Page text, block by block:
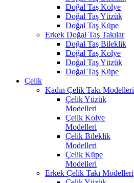
Doğal Taş Kolye
Doğal Taş Yüzük
Doğal Taş Küpe
Erkek Doğal Taş Takılar
Doğal Taş Bileklik
Doğal Taş Kolye
Doğal Taş Yüzük
Doğal Taş Küpe
Çelik
Kadın Çelik Takı Modelleri
Çelik Yüzük
Modelleri
Çelik Kolye
Modelleri
Çelik Bileklik
Modelleri
Çelik Küpe
Modelleri
Erkek Çelik Takı Modelleri